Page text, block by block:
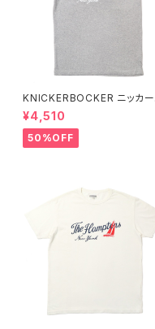
KNICKERBOCKER ニッカー
ッカー HEATHER GREY ハン
プトン Tシャツ
¥4,510
50%OFF